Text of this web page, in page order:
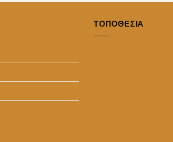
ΤΟΠΟΘΕΣΙΑ